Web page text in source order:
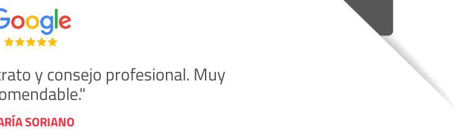
y consejo profesional. Muy
SORIANO